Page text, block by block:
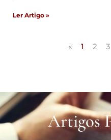
Ler Artigo »
« 1 2 3
Artigos